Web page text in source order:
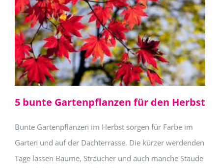
5 bunte Gartenpflanzen für den Herbst
Bunte Gartenpflanzen im Herbst sorgen für Farbe im
Garten und auf der Dachterrasse. Die kürzer werdenden
Tage lassen Bäume, Sträucher und auch manche Staude